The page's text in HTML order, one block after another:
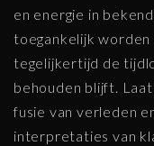
en energie in
toegankelijk
tegelijkertijd de
behouden blijft.
fusie van verleden
interpretaties van